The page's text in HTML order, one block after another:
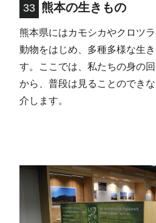
33 熊本の生きもの
熊本県にはカモシカやクロツ
動物をはじめ、多種多様な生
す。ここでは、私たちの身の
から、普段は見ることのでき
介します。